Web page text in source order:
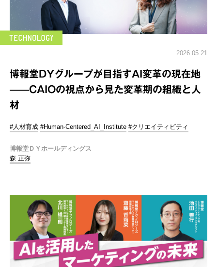
2026.05.21
博報堂DYグループが目指すAI変革の現在地
——CAIOの視点から見た変革期の組織と人
材
#人材育成 #Human-Centered_AI_Institute #クリエイティビティ
博報堂ＤＹホールディングス
森 正弥